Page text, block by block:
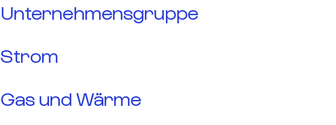
Unternehmens­gruppe
Strom
Gas und Wärme